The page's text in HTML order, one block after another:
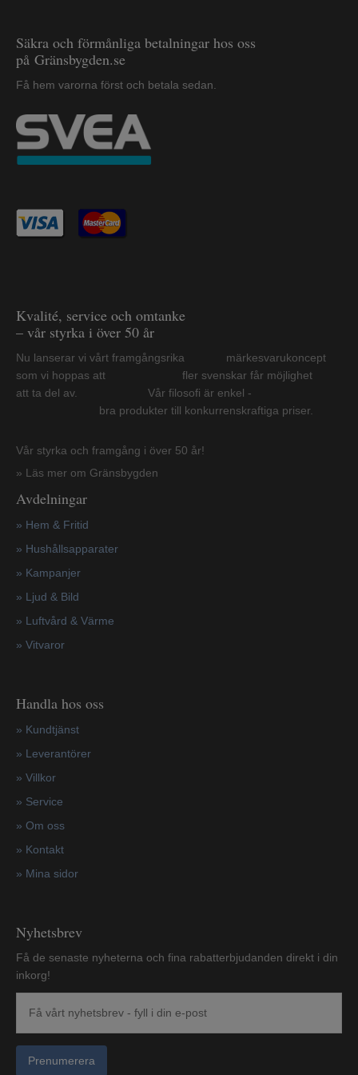
Säkra och förmånliga betalningar hos oss
på Gränsbygden.se
Få hem varorna först och betala sedan.
Kvalité, service och omtanke
– vår styrka i över 50 år
Nu lanserar vi vårt framgångsrika märkesvarukoncept
som vi hoppas att fler svenskar får möjlighet
att ta del av. Vår filosofi är enkel -
bra produkter till konkurrenskraftiga priser.
Vår styrka och framgång i över 50 år!
» Läs mer om Gränsbygden
Avdelningar
» Hem & Fritid
» Hushållsapparater
» Kampanjer
» Ljud & Bild
» Luftvård & Värme
» Vitvaror
Handla hos oss
» Kundtjänst
» Leverantörer
» Villkor
» Service
» Om oss
» Kontakt
» Mina sidor
Nyhetsbrev
Få de senaste nyheterna och fina rabatterbjudanden direkt i din
inkorg!
Prenumerera